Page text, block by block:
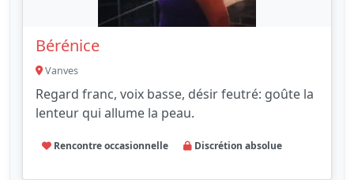
Bérénice
Vanves
Regard franc, voix basse, désir feutré: goûte la
lenteur qui allume la peau.
Rencontre occasionnelle Discrétion absolue